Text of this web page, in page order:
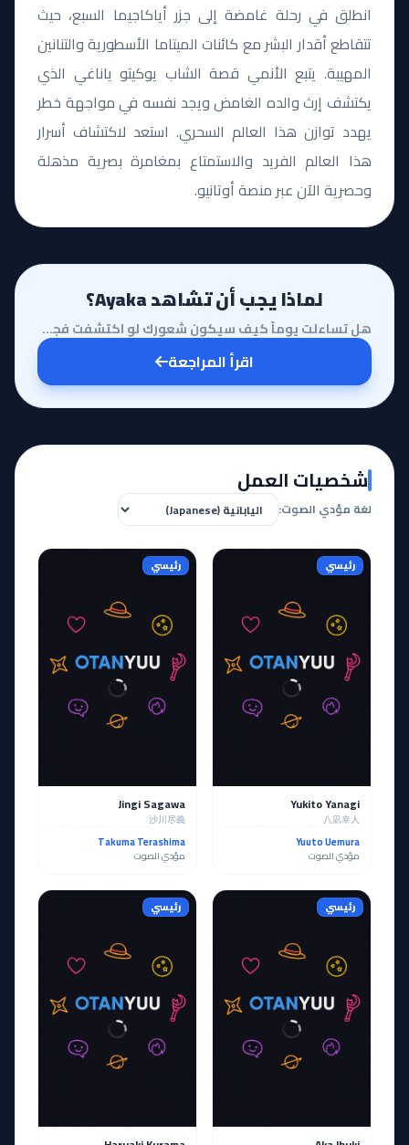
انطلق في رحلة غامضة إلى جزر أياكاجيما السبع، حيث
تتقاطع أقدار البشر مع كائنات الميتاما الأسطورية والتنانين
المهيبة. يتبع الأنمي قصة الشاب يوكيتو ياناغي الذي
يكتشف إرث والده الغامض ويجد نفسه في مواجهة خطر
يهدد توازن هذا العالم السحري. استعد لاكتشاف أسرار
هذا العالم الفريد والاستمتاع بمغامرة بصرية مذهلة
وحصرية الآن عبر منصة أوتانيو.
لماذا يجب أن تشاهد Ayaka؟
هل تساءلت يوماً كيف سيكون شعورك لو اكتشفت فجأة أن العالم الذي تعيش فيه يخفي أسراراً تفوق خيالك بمراح...
اقرأ المراجعة
شخصيات العمل
لغة مؤدي الصوت:
رئيسي
Yukito Yanagi
八凪幸人
Yuuto Uemura
مؤدي الصوت
رئيسي
Jingi Sagawa
沙川尽義
Takuma Terashima
مؤدي الصوت
رئيسي رئيسي